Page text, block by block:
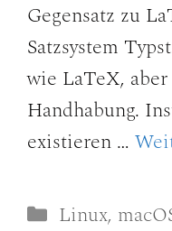
Gegensatz zu
Satzsystem
wie LaTeX,
Handhabung.
existieren …
Kategorien
Linux,